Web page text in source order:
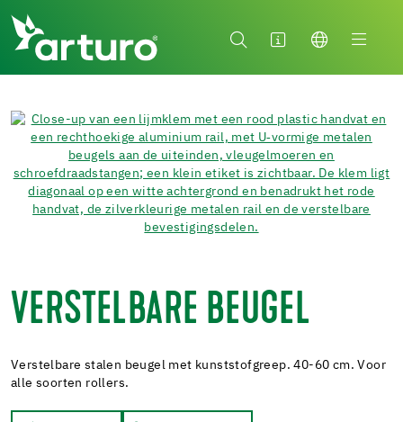
VERSTELBARE BEUGEL
Verstelbare stalen beugel met kunststofgreep. 40-60 cm. Voor
alle soorten rollers.